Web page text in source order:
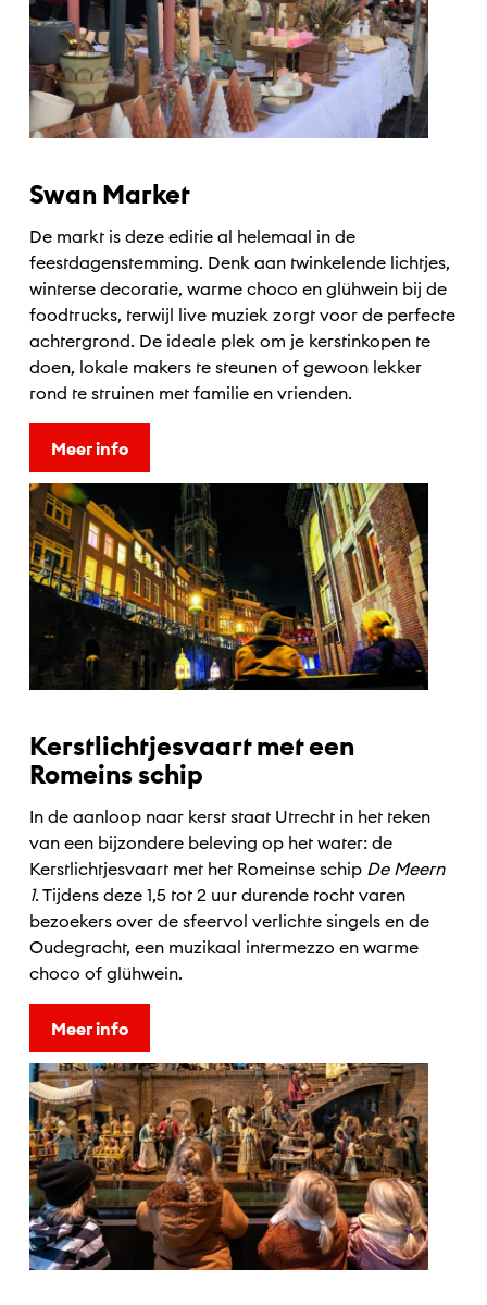
Swan Market
De markt is deze editie al helemaal in de
feestdagenstemming. Denk aan twinkelende lichtjes,
winterse decoratie, warme choco en glühwein bij de
foodtrucks, terwijl live muziek zorgt voor de perfecte
achtergrond. De ideale plek om je kerstinkopen te
doen, lokale makers te steunen of gewoon lekker
rond te struinen met familie en vrienden.
Meer info
Kerstlichtjesvaart met een
Romeins schip
In de aanloop naar kerst staat Utrecht in het teken
van een bijzondere beleving op het water: de
Kerstlichtjesvaart met het Romeinse schip De Meern
1. Tijdens deze 1,5 tot 2 uur durende tocht varen
bezoekers over de sfeervol verlichte singels en de
Oudegracht, een muzikaal intermezzo en warme
choco of glühwein.
Meer info